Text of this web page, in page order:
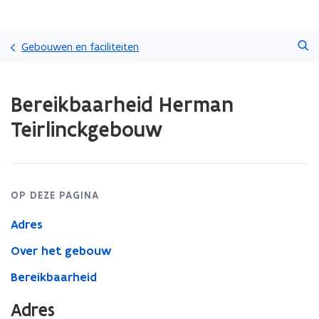
gaan
Gebouwen en faciliteiten
met
laden.
Bereikbaarheid
Herman
Teirlinckgebouw
Bereikbaarheid Herman
Teirlinckgebouw
OP DEZE PAGINA
Adres
Over het gebouw
Bereikbaarheid
Adres